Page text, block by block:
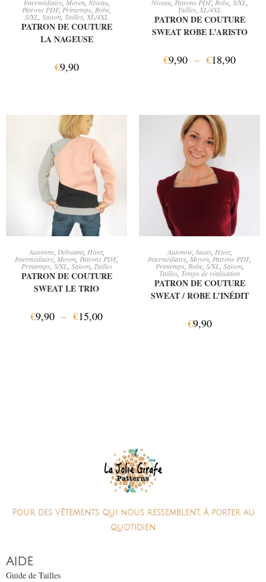
Intermédiaire, Moyen, Niveau,
Patrons PDF, Printemps, Robe,
S/XL, Saison, Tailles,XL/4XL
PATRON DE COUTURE
LA NAGEUSE
€9,90
Niveau, Patrons PDF, Robe, S/XL,
Tailles, XL/4XL
PATRON DE COUTURE
SWEAT ROBE L’ARISTO
€9,90 – €18,90
CHOIX DES OPTIONS
Automne, Débutant, Hiver,
Intermédiaire, Moyen, Patrons PDF,
Printemps,S/XL, Saison, Tailles
PATRON DE COUTURE
SWEAT LE TRIO
€9,90 – €15,00
CHOIX DES OPTIONS
Automne, hauts, Hiver,
Intermédiaire, Moyen,Patrons PDF,
Printemps,Robe, S/XL, Saison,
Tailles, Temps de réalisation
PATRON DE COUTURE
SWEAT / ROBE L’INÉDIT
€9,90
Pour des vêtements qui nous ressemblent, à porter au
quotidien
AIDE
Guide de Tailles